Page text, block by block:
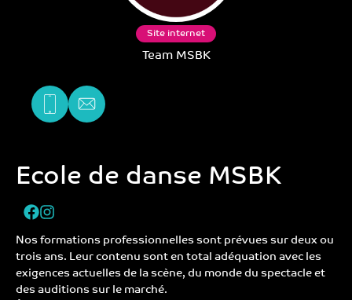
Site internet
Team MSBK
Ecole de danse MSBK
Nos formations professionnelles sont prévues sur deux ou
trois ans. Leur contenu sont en total adéquation avec les
exigences actuelles de la scène, du monde du spectacle et
des auditions sur le marché.